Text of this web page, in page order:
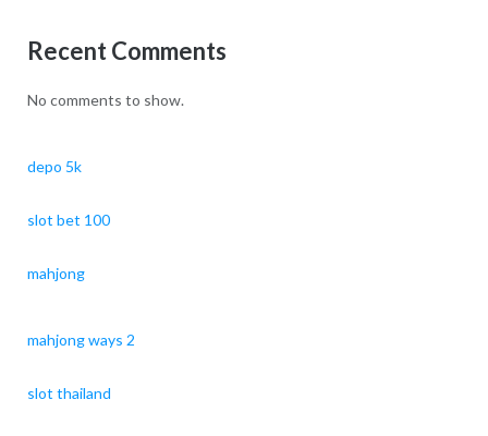
Recent Comments
No comments to show.
depo 5k
slot bet 100
mahjong
mahjong ways 2
slot thailand